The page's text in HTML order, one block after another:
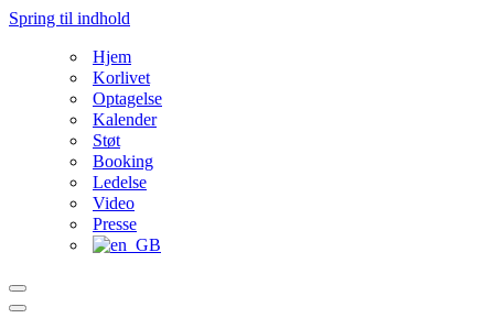
Spring til indhold
Hjem
Korlivet
Optagelse
Kalender
Støt
Booking
Ledelse
Video
Presse
Navigation
menu
Navigation